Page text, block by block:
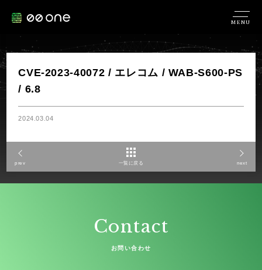
MENU
CVE-2023-40072 / エレコム / WAB-S600-PS
/ 6.8
2024.03.04
prev 一覧に戻る next
Contact
お問い合わせ